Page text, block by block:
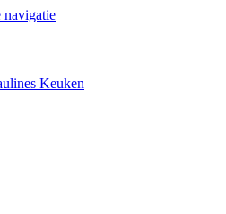
navigatie
Keuken